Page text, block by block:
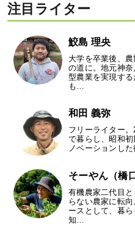
注目ライター
鮫島 理央
大学を卒業後、
の道に。地元神
型農業を実現す
も…
和田 義弥
フリーライター
で暮らし、昭和
ノベーションし
そーやん（橋
有機農家二代目
らない農家に転
ースとして、暮
知…